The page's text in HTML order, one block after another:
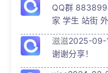
QQ群
家 学生 站街
滋滋2025-09-
谢谢分享！